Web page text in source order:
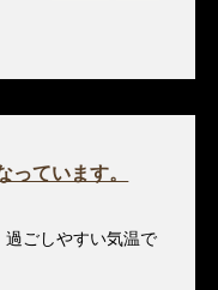
っています。
過ごしやすい気温で